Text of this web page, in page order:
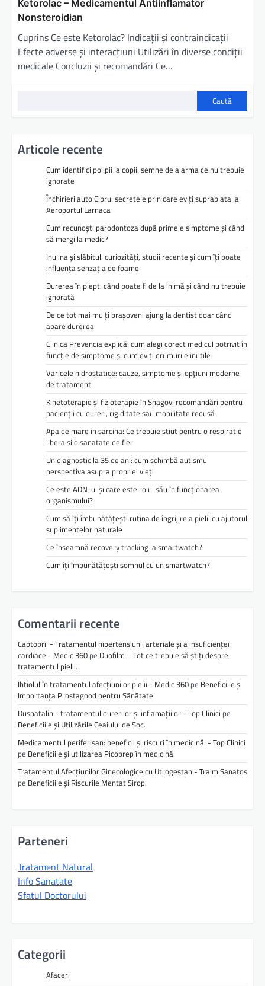
Ketorolac – Medicamentul Antiinflamator
Nonsteroidian
Cuprins Ce este Ketorolac? Indicații și contraindicații
Efecte adverse și interacțiuni Utilizări în diverse condiții
medicale Concluzii și recomandări Ce…
Caută
Articole recente
Cum identifici polipii la copii: semne de alarma ce nu trebuie
ignorate
Închirieri auto Cipru: secretele prin care eviți supraplata la
Aeroportul Larnaca
Cum recunoști parodontoza după primele simptome și când
să mergi la medic?
Inulina și slăbitul: curiozități, studii recente și cum îți poate
influența senzația de foame
Durerea în piept: când poate fi de la inimă și când nu trebuie
ignorată
De ce tot mai mulți brașoveni ajung la dentist doar când
apare durerea
Clinica Prevencia explică: cum alegi corect medicul potrivit în
funcție de simptome și cum eviți drumurile inutile
Varicele hidrostatice: cauze, simptome și opțiuni moderne
de tratament
Kinetoterapie și fizioterapie în Snagov: recomandări pentru
pacienții cu dureri, rigiditate sau mobilitate redusă
Apa de mare in sarcina: Ce trebuie stiut pentru o respiratie
libera si o sanatate de fier
Un diagnostic la 35 de ani: cum schimbă autismul
perspectiva asupra propriei vieți
Ce este ADN-ul și care este rolul său în funcționarea
organismului?
Cum să îți îmbunătățești rutina de îngrijire a pielii cu ajutorul
suplimentelor naturale
Ce înseamnă recovery tracking la smartwatch?
Cum îți îmbunătățești somnul cu un smartwatch?
Comentarii recente
Captopril - Tratamentul hipertensiunii arteriale și a insuficienței
cardiace - Medic 360 pe Duofilm – Tot ce trebuie să știți despre
tratamentul pielii.
Ihtiolul în tratamentul afecțiunilor pielii - Medic 360 pe Beneficiile și
Importanța Prostagood pentru Sănătate
Duspatalin - tratamentul durerilor și inflamațiilor - Top Clinici pe
Beneficiile și Utilizările Ceaiului de Soc.
Medicamentul periferisan: beneficii și riscuri în medicină. - Top Clinici
pe Beneficiile și utilizarea Picoprep în medicină.
Tratamentul Afecțiunilor Ginecologice cu Utrogestan - Traim Sanatos
pe Beneficiile și Riscurile Mentat Sirop.
Parteneri
Tratament Natural
Info Sanatate
Sfatul Doctorului
Categorii
Afaceri